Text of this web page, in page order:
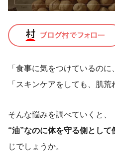
「食事に気をつけているのに
「スキンケアをしても、肌荒
そんな悩みを調べていくと、
“油”なのに体を守る側として
じでしょうか。